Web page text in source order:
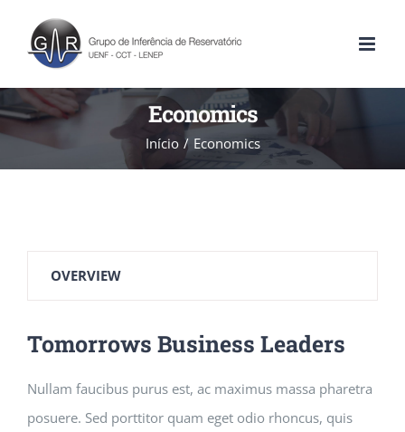
Economics
Início Economics
OVERVIEW
Tomorrows Business Leaders
Nullam faucibus purus est, ac maximus massa pharetra
posuere. Sed porttitor quam eget odio rhoncus, quis